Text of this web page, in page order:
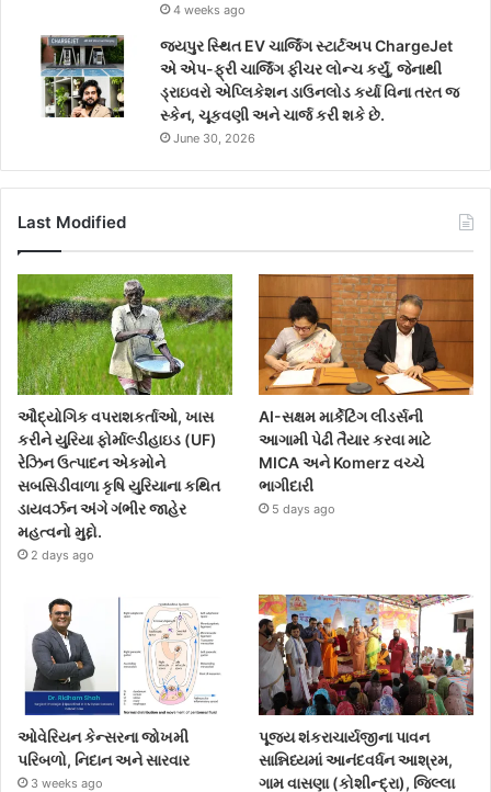
4 weeks ago
જયપુર સ્થિત EV ચાર્જિંગ સ્ટાર્ટઅપ ChargeJet
એ એપ-ફ્રી ચાર્જિંગ ફીચર લોન્ચ કર્યું, જેનાથી
ડ્રાઇવરો એપ્લિકેશન ડાઉનલોડ કર્યા વિના તરત જ
સ્કેન, ચૂકવણી અને ચાર્જ કરી શકે છે.
June 30, 2026
Last Modified
ઔદ્યોગિક વપરાશકર્તાઓ, ખાસ
કરીને યુરિયા ફોર્માલ્ડીહાઇડ (UF)
રેઝિન ઉત્પાદન એકમોને
સબસિડીવાળા કૃષિ યુરિયાના કથિત
ડાયવર્ઝન અંગે ગંભીર જાહેર
મહત્વનો મુદ્દો.
2 days ago
AI-સક્ષમ માર્કેટિંગ લીડર્સની
આગામી પેઢી તૈયાર કરવા માટે
MICA અને Komerz વચ્ચે
ભાગીદારી
5 days ago
ઓવેરિયન કેન્સરના જોખમી
પરિબળો, નિદાન અને સારવાર
3 weeks ago
પૂજ્ય શંકરાચાર્યજીના પાવન
સાન્નિધ્યમાં આનંદવર્ધન આશ્રમ,
ગામ વાસણા (કોશીન્દ્રા), જિલ્લા